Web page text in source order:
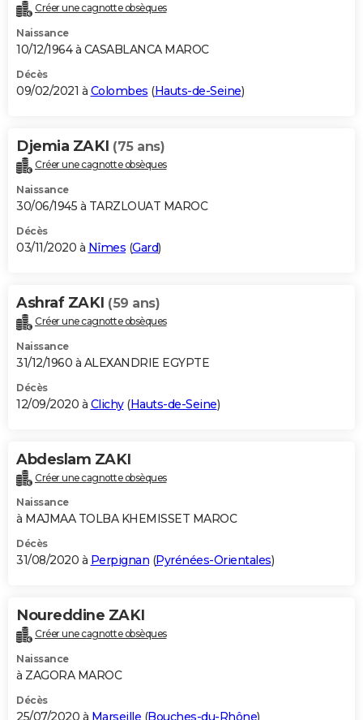
Créer une cagnotte obsèques
Naissance
10/12/1964 à CASABLANCA MAROC
Décès
09/02/2021 à Colombes (Hauts-de-Seine)
Djemia ZAKI (75 ans)
Créer une cagnotte obsèques
Naissance
30/06/1945 à TARZLOUAT MAROC
Décès
03/11/2020 à Nîmes (Gard)
Ashraf ZAKI (59 ans)
Créer une cagnotte obsèques
Naissance
31/12/1960 à ALEXANDRIE EGYPTE
Décès
12/09/2020 à Clichy(Hauts-de-Seine)
Abdeslam ZAKI
Créer une cagnotte obsèques
Naissance
à MAJMAA TOLBA KHEMISSET MAROC
Décès
31/08/2020 à Perpignan (Pyrénées-Orientales)
Noureddine ZAKI
Créer une cagnotte obsèques
Naissance
à ZAGORA MAROC
Décès
25/07/2020 à Marseille (Bouches-du-Rhône)